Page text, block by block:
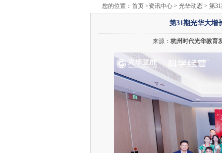
您的位置： 首页 >资讯中心 > 光华动态 > 第
第31期光华大增
来源： 杭州时代光华教育